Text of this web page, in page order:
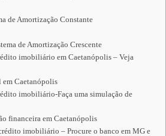
de Amortização Constante
de Amortização Crescente
imobiliário em Caetanópolis – Veja
em Caetanópolis
imobiliário-Faça uma simulação de
financeira em Caetanópolis
imobiliário – Procure o banco em MG e